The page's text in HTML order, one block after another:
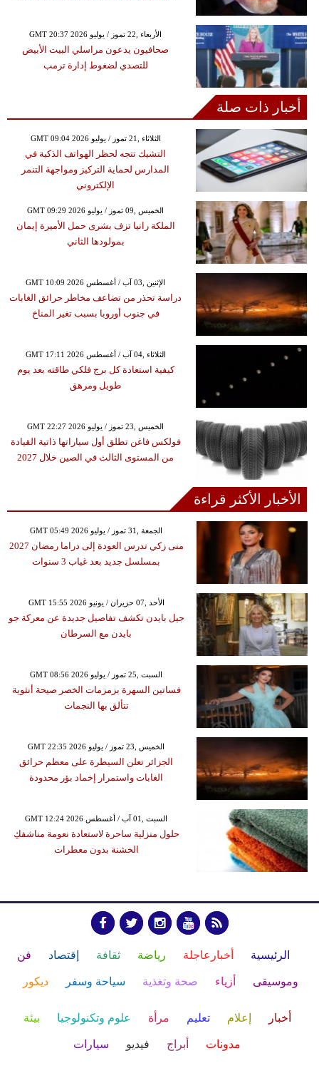
GMT 20:37 2026 الأربعاء ,22 تموز / يوليو
صحافيون يدعون مراسلي البيت الأبيض
للتصدي لضغوط إدارة ترمب
أخبار ذات صلة
GMT 09:04 2026 الثلاثاء ,21 تموز / يوليو
التشيك تتجه لحظر الهواتف الذكية في
المدارس لحماية التركيز ومواجهة التنمر
الإلكتروني
GMT 09:29 2026 الخميس ,09 تموز / يوليو
الملكة رانيا تزف بشرى حمل الأميرة إيمان
بمولودها الثاني
GMT 10:09 2026 الإثنين ,03 آب / أغسطس
دراسة تحذر من تضاعف مخاطر حرائق الغابات
في جنوب أوروبا بسبب تغير المناخ
GMT 17:11 2026 الثلاثاء ,04 آب / أغسطس
كيفية استعادة كل برج فلكي طاقته بعد يوم
طويل ومرهق
GMT 22:27 2026 الخميس ,23 تموز / يوليو
فولكس فاغن تطلق أول سياراتها ذاتية القيادة
من المستوى الثالث في الصين خلال 2027
الأخبار الأكثر قراءة
GMT 05:49 2026 الجمعة ,31 تموز / يوليو
منى زكي تدرس العودة إلى دراما رمضان 2027
بمسلسل جديد بعد غياب 3 سنوات
GMT 15:55 2026 الأحد ,07 حزيران / يونيو
جيل بايدن تكشف تفاصيل جديدة عن معركة جو
بايدن مع السرطان
GMT 08:56 2026 السبت ,25 تموز / يوليو
فساتين السهرة بزمزمات الخصر صيحة أنثوية
تتألق بها النجمات
GMT 22:35 2026 الخميس ,23 تموز / يوليو
الجزائر تعلن السيطرة على معظم حرائق
الغابات واستمرار إخماد بؤر محدودة
GMT 12:24 2026 السبت ,01 آب / أغسطس
حلول منزلية ساحرة لاستعادة نعومة مناشفكِ
الخشنة بدون معطرات
الرئيسية أخبارعاجلة رياضة ثقافة إقتصاد فن
وموسيقى أزياء صحة وتغذية سياحة وسفر ديكور
أخبار إعلام تعليم مرأة علوم وتكنولوجيا بيئة
مدونات أبراج فيديو سيارات